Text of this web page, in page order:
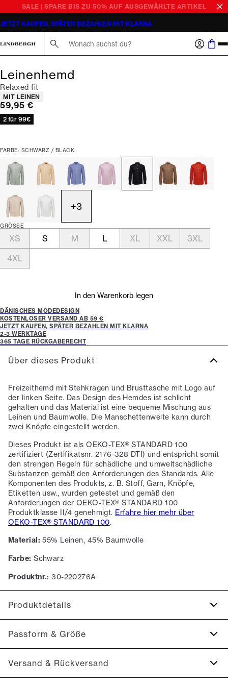
SALE | SPARE BIS ZU 50% AUF AUSGEWÄHLTE ARTIKEL
JETZT KAUFEN, SPÄTER BEZAHLEN MIT KLARNA
Leinenhemd
Relaxed fit
Produkteigenschaften
MIT LEINEN
Preis
59,95 €
2 für 99€
FARBE: SCHWARZ / BLACK
+3
GRÖSSE
XS S M L XL XXL
3XL
4XL
In den Warenkorb legen
DÄNISCHES MODEDESIGN
KOSTENLOSER VERSAND AB 59 €
JETZT KAUFEN, SPÄTER BEZAHLEN MIT KLARNA
2-3 WERKTAGE
365 TAGE RÜCKGABERECHT
Über dieses Produkt
Freizeithemd mit Stehkragen und Brusttasche mit Logo auf
der linken Seite. Das Design des Hemdes ist schlicht
gehalten und das Material ist eine bequeme Mischung aus
Leinen und Baumwolle. Die Manschettenweite kann durch
zwei Knöpfe eingestellt werden.
Dieses Produkt ist als OEKO-TEX® STANDARD 100
zertifiziert (Zertifikatsnr. 2176-328 DTI) und entspricht somit
den strengen Regeln für schädliche und umweltschädliche
Substanzen gemäß den Anforderungen des Standards. Alle
Komponenten des Produkts, z. B. Stoff, Garn, Knöpfe,
Etiketten usw., wurden getestet und gemäß den
Anforderungen der OEKO-TEX® STANDARD 100
Produktklasse II/4 genehmigt. Erfahre hier mehr über
OEKO-TEX® STANDARD 100.
Material: 55% Leinen, 45% Baumwolle
Farbe: Schwarz
Produktnr.: 30-220276A
Produktdetails
Zertifiziert mit OEKO-TEX® STANDARD 100.
Passform & Größe
Fit:Relaxed fit
Nah am Körper sitzende Passform, die angenehm anliegt,
Versand & Rückversand